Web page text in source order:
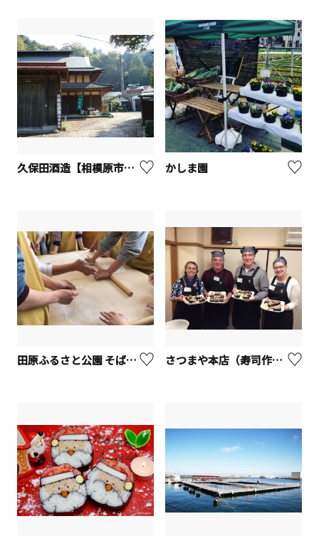
久保田酒造【相模原市】※観光事業者向けUV かしま園
田原ふるさと公園 そば処 東雲【秦野市】 さつまや本店（寿司作り体験）【藤沢市】